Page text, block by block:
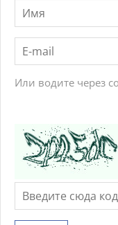
Или водите через